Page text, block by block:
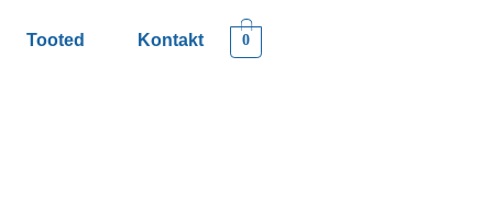
Tooted Kontakt 0